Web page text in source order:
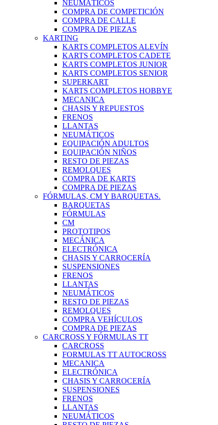
NEUMÁTICOS
COMPRA DE COMPETICIÓN
COMPRA DE CALLE
COMPRA DE PIEZAS
KARTING
KARTS COMPLETOS ALEVÍN
KARTS COMPLETOS CADETE
KARTS COMPLETOS JUNIOR
KARTS COMPLETOS SENIOR
SUPERKART
KARTS COMPLETOS HOBBYE
MECANICA
CHASIS Y REPUESTOS
FRENOS
LLANTAS
NEUMÁTICOS
EQUIPACIÓN ADULTOS
EQUIPACIÓN NIÑOS
RESTO DE PIEZAS
REMOLQUES
COMPRA DE KARTS
COMPRA DE PIEZAS
FÓRMULAS, CM Y BARQUETAS.
BARQUETAS
FÓRMULAS
CM
PROTOTIPOS
MECÁNICA
ELECTRÓNICA
CHASIS Y CARROCERÍA
SUSPENSIONES
FRENOS
LLANTAS
NEUMÁTICOS
RESTO DE PIEZAS
REMOLQUES
COMPRA VEHÍCULOS
COMPRA DE PIEZAS
CARCROSS Y FÓRMULAS TT
CARCROSS
FORMULAS TT AUTOCROSS
MECANICA
ELECTRÓNICA
CHASIS Y CARROCERÍA
SUSPENSIONES
FRENOS
LLANTAS
NEUMÁTICOS